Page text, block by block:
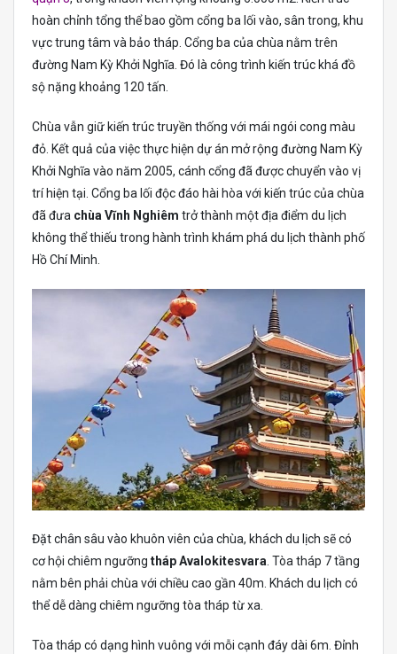
hoàn chỉnh tổng thể bao gồm cổng ba lối vào, sân trong, khu
vực trung tâm và bảo tháp. Cổng ba của chùa nằm trên
đường Nam Kỳ Khởi Nghĩa. Đó là công trình kiến ​​trúc khá đồ
sộ nặng khoảng 120 tấn.
Chùa vẫn giữ kiến ​​trúc truyền thống với mái ngói cong màu
đỏ. Kết quả của việc thực hiện dự án mở rộng đường Nam Kỳ
Khởi Nghĩa vào năm 2005, cánh cổng đã được chuyển vào vị
trí hiện tại. Cổng ba lối độc đáo hài hòa với kiến ​​trúc của chùa
đã đưa chùa Vĩnh Nghiêm trở thành một địa điểm du lịch
không thể thiếu trong hành trình khám phá du lịch thành phố
Hồ Chí Minh.
Đặt chân sâu vào khuôn viên của chùa, khách du lịch sẽ có
cơ hội chiêm ngưỡng tháp Avalokitesvara. Tòa tháp 7 tầng
nằm bên phải chùa với chiều cao gần 40m. Khách du lịch có
thể dễ dàng chiêm ngưỡng tòa tháp từ xa.
Tòa tháp có dạng hình vuông với mỗi cạnh đáy dài 6m. Đỉnh